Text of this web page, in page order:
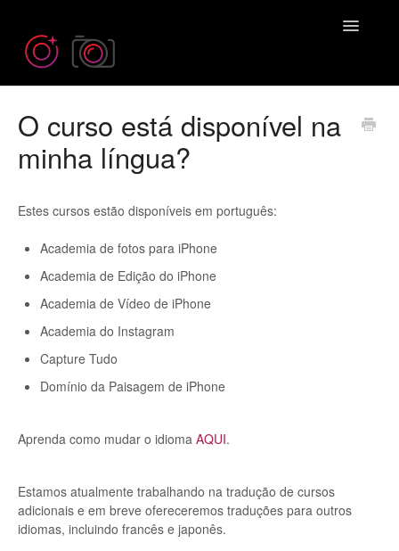
Toggle
Need more help? Contact us at
Emil@iPhonePhotographySchool.com
O curso está disponível na
minha língua?
Estes cursos estão disponíveis em português:
Academia de fotos para iPhone
Academia de Edição do iPhone
Academia de Vídeo de iPhone
Academia do Instagram
Capture Tudo
Domínio da Paisagem de iPhone
Aprenda como mudar o idioma AQUI.
Estamos atualmente trabalhando na tradução de cursos
adicionais e em breve ofereceremos traduções para outros
idiomas, incluindo francês e japonês.